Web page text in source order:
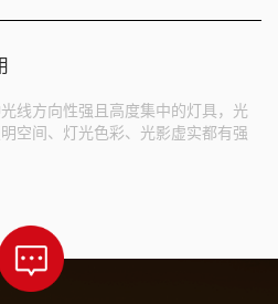
线方向性强且高度集中的灯具，光
空间、灯光色彩、光影虚实都有强